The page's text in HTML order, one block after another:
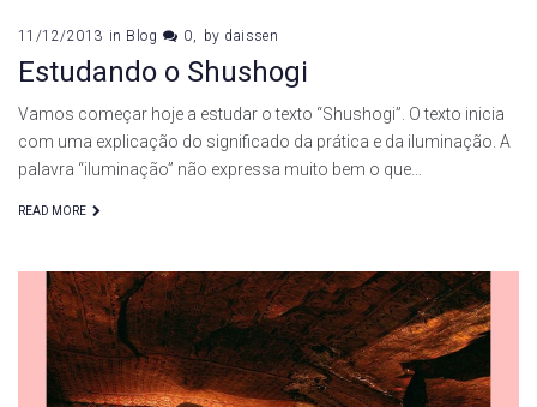
11/12/2013 in Blog 0 by daissen
Estudando o Shushogi
Vamos começar hoje a estudar o texto “Shushogi”. O texto inicia
com uma explicação do significado da prática e da iluminação. A
palavra “iluminação” não expressa muito bem o que…
READ MORE